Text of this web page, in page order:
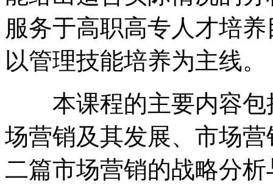
服务于高职高专人才培
以管理技能培养为主线。
本课程的主要内容包
场营销及其发展、市场
二篇市场营销的战略分